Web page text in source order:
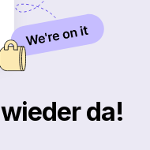
wieder da!